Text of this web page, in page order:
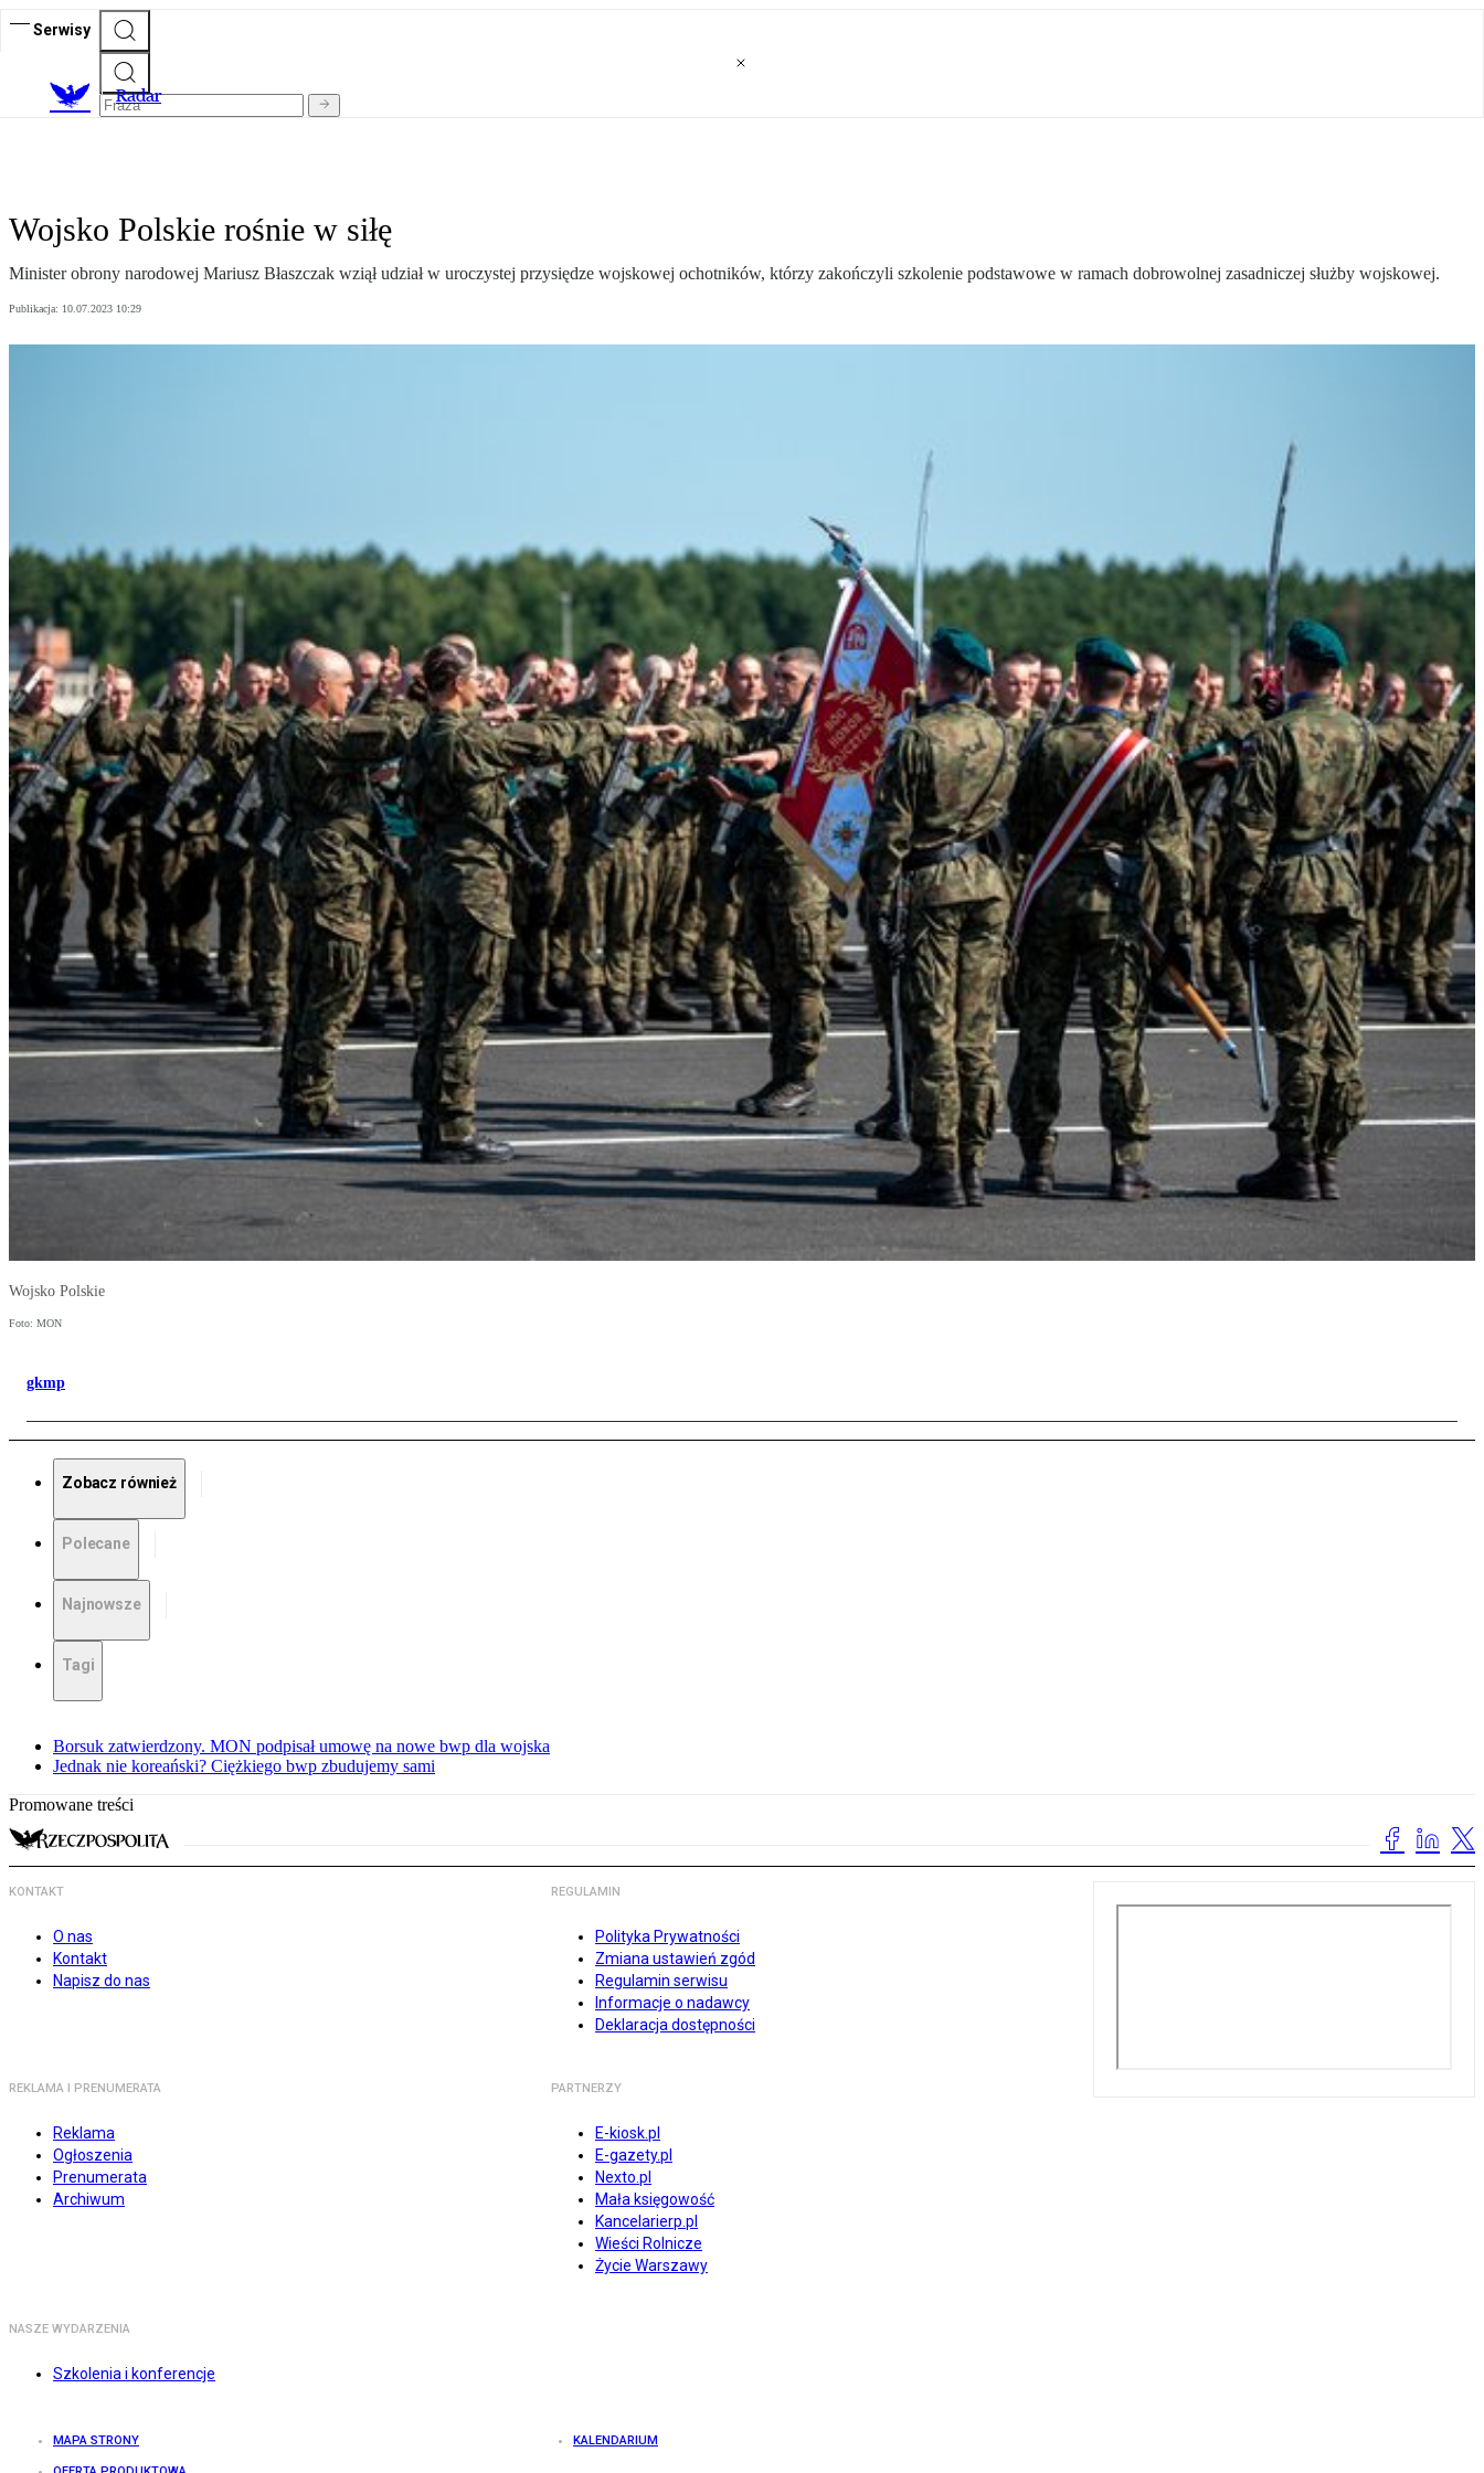
Serwisy
Radar
Wojsko Polskie rośnie w siłę
Minister obrony narodowej Mariusz Błaszczak wziął udział w uroczystej przysiędze wojskowej ochotników, którzy zakończyli szkolenie podstawowe w ramach dobrowolnej zasadniczej służby wojskowej.
Publikacja: 10.07.2023 10:29
Wojsko Polskie
Foto: MON
gkmp
Zobacz również
Polecane
Najnowsze
Tagi
Borsuk zatwierdzony. MON podpisał umowę na nowe bwp dla wojska
Jednak nie koreański? Ciężkiego bwp zbudujemy sami
Promowane treści
KONTAKT
O nas
Kontakt
Napisz do nas
REGULAMIN
Polityka Prywatności
Zmiana ustawień zgód
Regulamin serwisu
Informacje o nadawcy
Deklaracja dostępności
REKLAMA I PRENUMERATA
Reklama
Ogłoszenia
Prenumerata
Archiwum
PARTNERZY
E-kiosk.pl
E-gazety.pl
Nexto.pl
Mała księgowość
Kancelarierp.pl
Wieści Rolnicze
Życie Warszawy
NASZE WYDARZENIA
Szkolenia i konferencje
MAPA STRONY KALENDARIUM